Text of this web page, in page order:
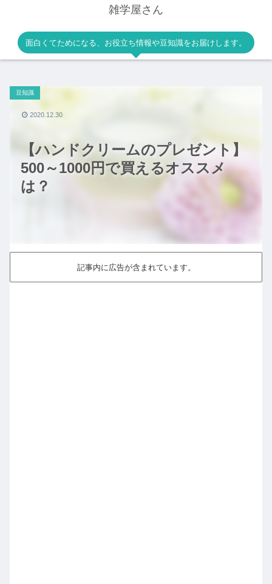
雑学屋さん
面白くてためになる、お役立ち情報や豆知識をお届けします。
【ハンドクリームのプレゼント】
500～1000円で買えるオススメ
は？
豆知識
2020.12.30
記事内に広告が含まれています。